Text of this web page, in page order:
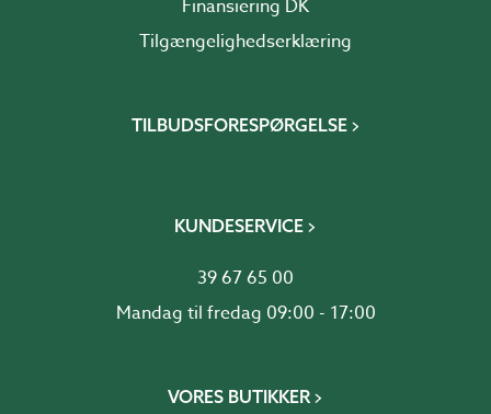
Finansiering DK
Tilgængelighedserklæring
TILBUDSFORESPØRGELSE
KUNDESERVICE
39 67 65 00
Mandag til fredag 09:00 - 17:00
VORES BUTIKKER